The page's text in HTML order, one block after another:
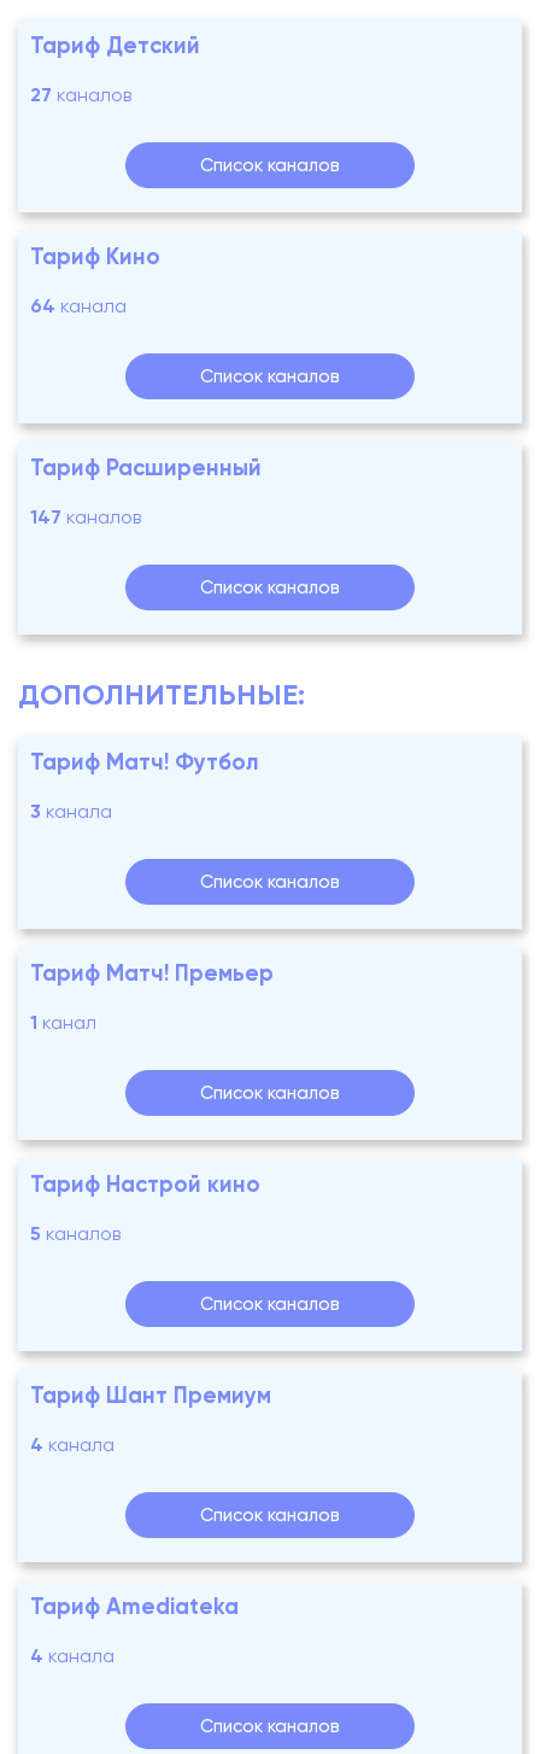
Тариф Детский
27 каналов
Список каналов
Тариф Кино
64 канала
Список каналов
Тариф Расширенный
147 каналов
Список каналов
ДОПОЛНИТЕЛЬНЫЕ:
Тариф Матч! Футбол
3 канала
Список каналов
Тариф Матч! Премьер
1 канал
Список каналов
Тариф Настрой кино
5 каналов
Список каналов
Тариф Шант Премиум
4 канала
Список каналов
Тариф Amediateka
4 канала
Список каналов